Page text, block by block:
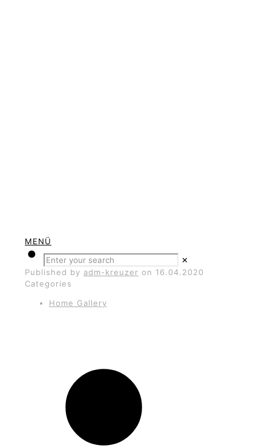
MENÜ
✕
Published by adm-kreuzer on 16.04.2020
Categories
Home Gallery